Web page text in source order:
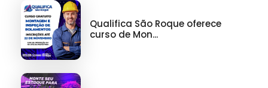
Qualifica São Roque oferece
curso de Mon...